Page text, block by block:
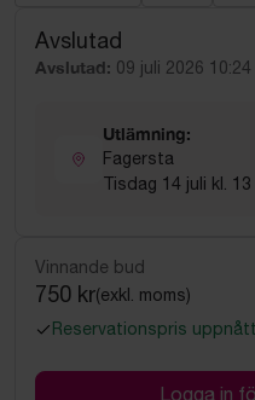
Avslutad
Avslutad: 09 juli 2026 10:24
Utlämning:
Fagersta
Tisdag 14 juli kl.
Vinnande bud
750 kr(exkl. moms)
Reservationspris uppnått
Logga in